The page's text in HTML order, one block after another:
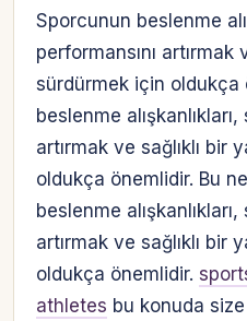
Sporcunun beslenme
performansını artırmak
sürdürmek için oldukça
beslenme
artırmak ve sağlıklı bir
oldukça önemlidir. Bu
beslenme
artırmak ve sağlıklı bir
oldukça önemlidir.
athletes bu konuda size